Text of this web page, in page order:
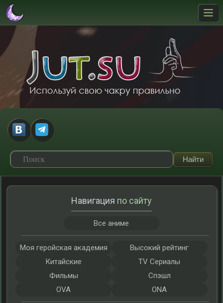
Навигация по сайту
Все аниме
Моя геройская академия
Высокий рейтинг
Китайские
TV Сериалы
Фильмы
Спэшл
OVA
ONA